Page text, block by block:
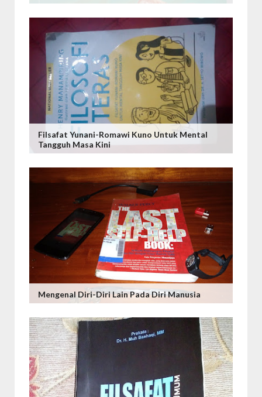
Filsafat Yunani-Romawi Kuno Untuk Mental
Tangguh Masa Kini
Mengenal Diri-Diri Lain Pada Diri Manusia